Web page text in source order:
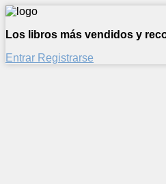
Los libros más vendidos y
Entrar Registrarse